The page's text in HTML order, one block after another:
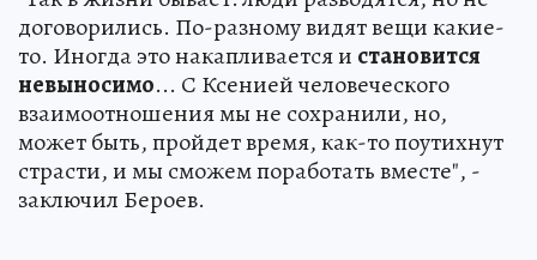
договорились. По-разному видят вещи какие-
то. Иногда это накапливается и становится
невыносимо... С Ксенией человеческого
взаимоотношения мы не сохранили, но,
может быть, пройдет время, как-то поутихнут
страсти, и мы сможем поработать вместе", -
заключил Бероев.